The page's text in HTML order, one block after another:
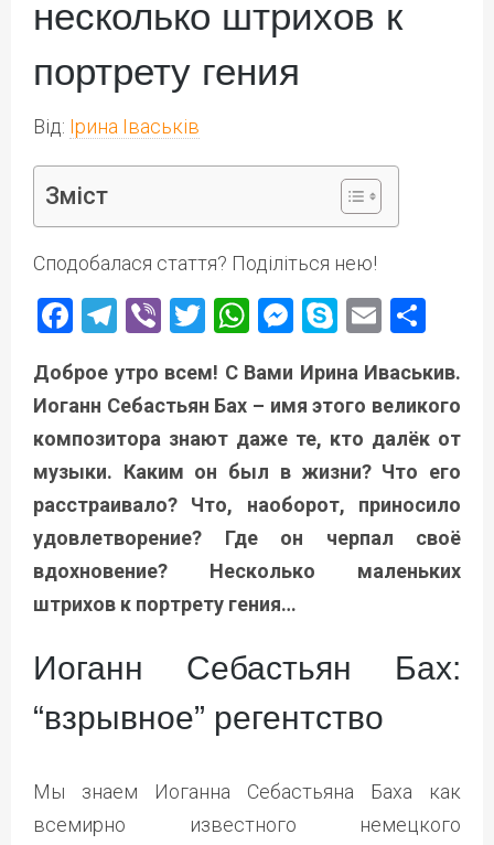
несколько штрихов к
портрету гения
Від: Ірина Іваськів
Зміст
Сподобалася стаття? Поділіться нею!
Facebook
Telegram
ViberTwitter
WhatsApp
Messenger
Skype
Email
Доброе утро всем! С Вами Ирина Иваськив.
Иоганн Себастьян Бах – имя этого великого
композитора знают даже те, кто далёк от
музыки. Каким он был в жизни? Что его
расстраивало? Что, наоборот, приносило
удовлетворение? Где он черпал своё
вдохновение? Несколько маленьких
штрихов к портрету гения…
Иоганн Себастьян Бах:
“взрывное” регентство
Мы знаем Иоганна Себастьяна Баха как
всемирно известного немецкого